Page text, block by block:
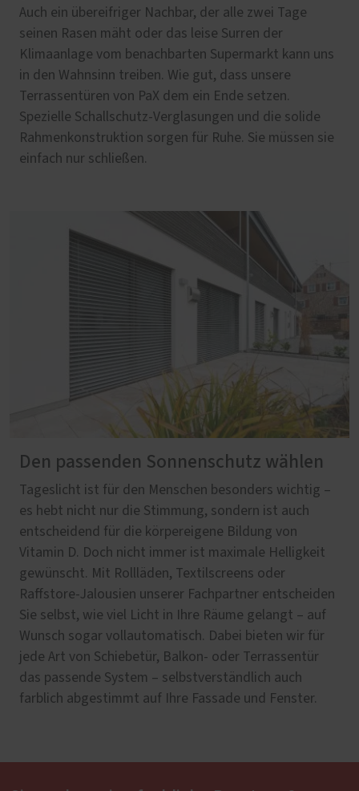
Auch ein übereifriger Nachbar, der alle zwei Tage
seinen Rasen mäht oder das leise Surren der
Klimaanlage vom benachbarten Supermarkt kann uns
in den Wahnsinn treiben. Wie gut, dass unsere
Terrassentüren von PaX dem ein Ende setzen.
Spezielle Schallschutz-Verglasungen und die solide
Rahmenkonstruktion sorgen für Ruhe. Sie müssen sie
einfach nur schließen.
Den passenden Sonnenschutz wählen
Tageslicht ist für den Menschen besonders wichtig –
es hebt nicht nur die Stimmung, sondern ist auch
entscheidend für die körpereigene Bildung von
Vitamin D. Doch nicht immer ist maximale Helligkeit
gewünscht. Mit Rollläden, Textilscreens oder
Raffstore-Jalousien unserer Fachpartner entscheiden
Sie selbst, wie viel Licht in Ihre Räume gelangt – auf
Wunsch sogar vollautomatisch. Dabei bieten wir für
jede Art von Schiebetür, Balkon- oder Terrassentür
das passende System – selbstverständlich auch
farblich abgestimmt auf Ihre Fassade und Fenster.